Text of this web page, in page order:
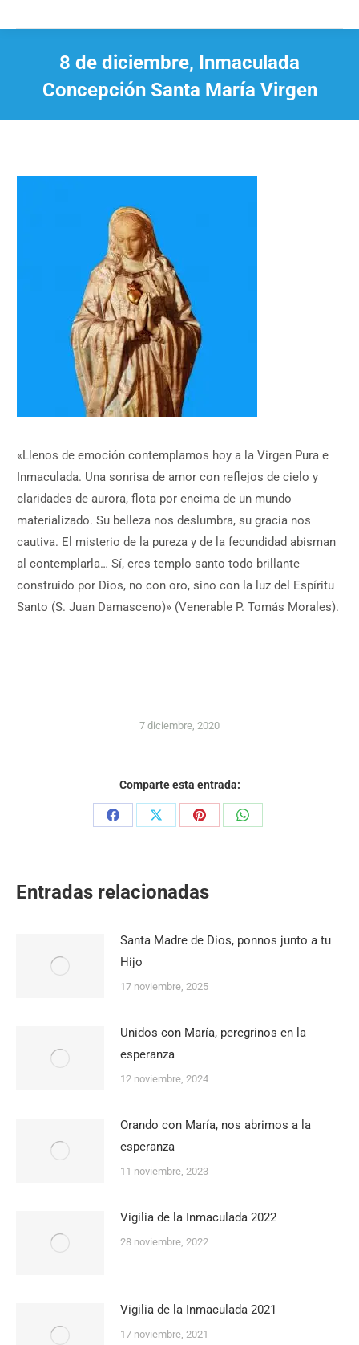
8 de diciembre, Inmaculada
Concepción Santa María Virgen
«Llenos de emoción contemplamos hoy a la Virgen Pura e
Inmaculada. Una sonrisa de amor con reflejos de cielo y
claridades de aurora, flota por encima de un mundo
materializado. Su belleza nos deslumbra, su gracia nos
cautiva. El misterio de la pureza y de la fecundidad abisman
al contemplarla… Sí, eres templo santo todo brillante
construido por Dios, no con oro, sino con la luz del Espíritu
Santo (S. Juan Damasceno)» (Venerable P. Tomás Morales).
7 diciembre, 2020
Comparte esta entrada:
Share
Share
Share
Share
Entradas relacionadas
Santa Madre de Dios, ponnos junto a tu
Hijo
17 noviembre, 2025
Unidos con María, peregrinos en la
esperanza
12 noviembre, 2024
Orando con María, nos abrimos a la
esperanza
11 noviembre, 2023
Vigilia de la Inmaculada 2022
28 noviembre, 2022
Vigilia de la Inmaculada 2021
17 noviembre, 2021